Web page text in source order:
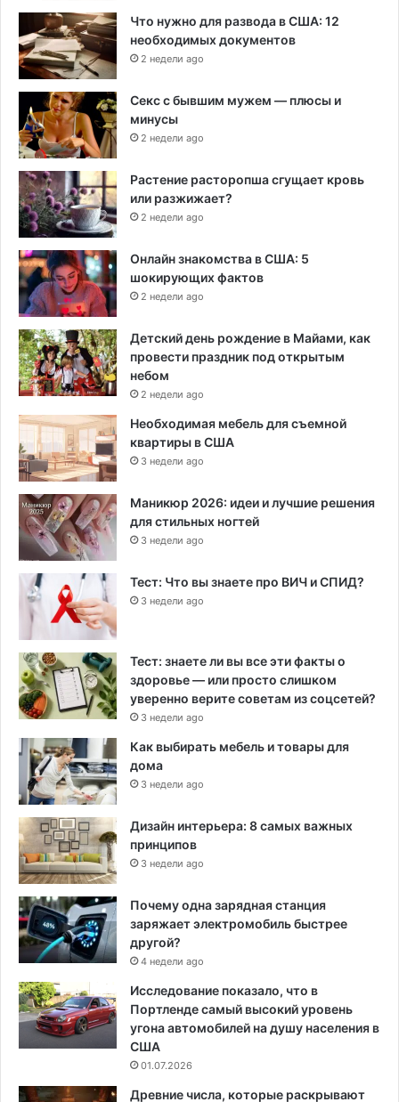
Что нужно для развода в США: 12
необходимых документов
2 недели ago
Секс с бывшим мужем — плюсы и
минусы
2 недели ago
Растение расторопша сгущает кровь
или разжижает?
2 недели ago
Онлайн знакомства в США: 5
шокирующих фактов
2 недели ago
Детский день рождение в Майами, как
провести праздник под открытым
небом
2 недели ago
Необходимая мебель для съемной
квартиры в США
3 недели ago
Маникюр 2026: идеи и лучшие решения
для стильных ногтей
3 недели ago
Тест: Что вы знаете про ВИЧ и СПИД?
3 недели ago
Тест: знаете ли вы все эти факты о
здоровье — или просто слишком
уверенно верите советам из соцсетей?
3 недели ago
Как выбирать мебель и товары для
дома
3 недели ago
Дизайн интерьера: 8 самых важных
принципов
3 недели ago
Почему одна зарядная станция
заряжает электромобиль быстрее
другой?
4 недели ago
Исследование показало, что в
Портленде самый высокий уровень
угона автомобилей на душу населения в
США
01.07.2026
Древние числа, которые раскрывают